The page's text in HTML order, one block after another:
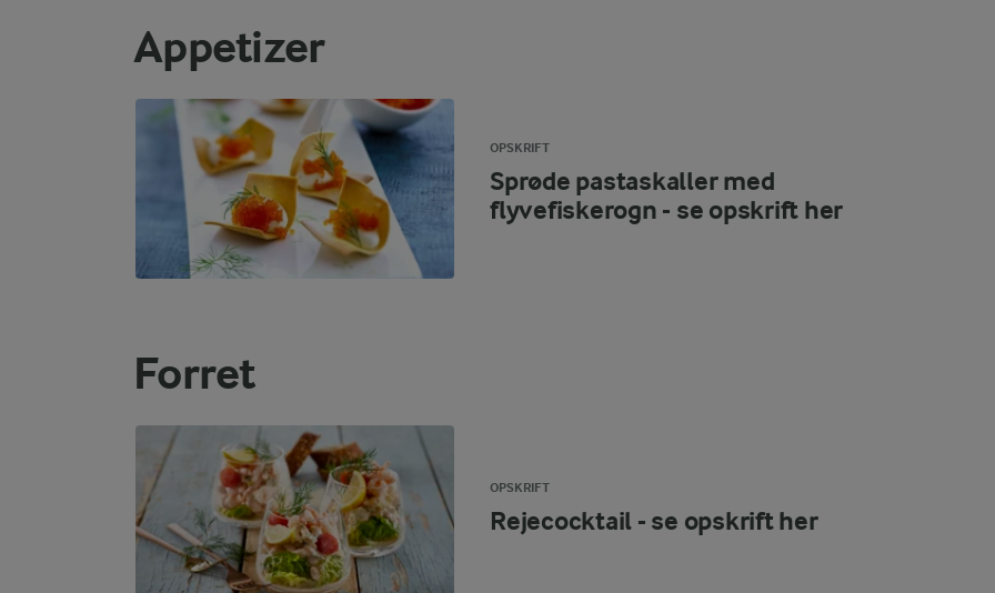
Appetizer
OPSKRIFT
Sprøde pastaskaller med
flyvefiskerogn - se opskrift her
Forret
OPSKRIFT
Rejecocktail - se opskrift her